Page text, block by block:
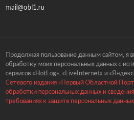
mail@obl1.ru
Продолжая пользование данным сайтом, я
обработку моих персональных данных с
сервисов «HotLog», «LiveInternet» и
Сетевого издания «Первый Областной
обработки персональных данных и
требованиях к защите персональных